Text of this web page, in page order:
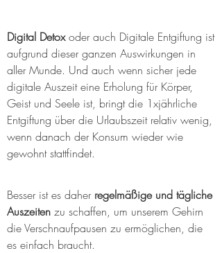
Digital Detox oder auch Digitale Entgiftung ist
aufgrund dieser ganzen Auswirkungen in
aller Munde. Und auch wenn sicher jede
digitale Auszeit eine Erholung für Körper,
Geist und Seele ist, bringt die 1xjährliche
Entgiftung über die Urlaubszeit relativ wenig,
wenn danach der Konsum wieder wie
gewohnt stattfindet.
Besser ist es daher regelmäßige und tägliche
Auszeiten zu schaffen, um unserem Gehirn
die Verschnaufpausen zu ermöglichen, die
es einfach braucht.